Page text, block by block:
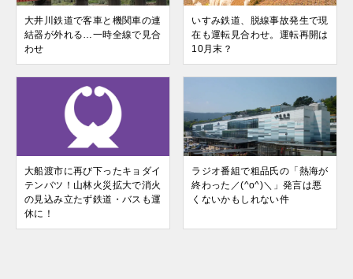
大井川鉄道で客車と機関車の連
結器が外れる…一時全線で見合
わせ
いすみ鉄道、脱線事故発生で現
在も運転見合わせ。運転再開は
10月末？
大船渡市に再び下ったキョダイ
テンバツ！山林火災拡大で消火
の見込み立たず鉄道・バスも運
休に！
ラジオ番組で粗品氏の「熱海が
終わった／(^o^)＼」発言は悪
くないかもしれない件